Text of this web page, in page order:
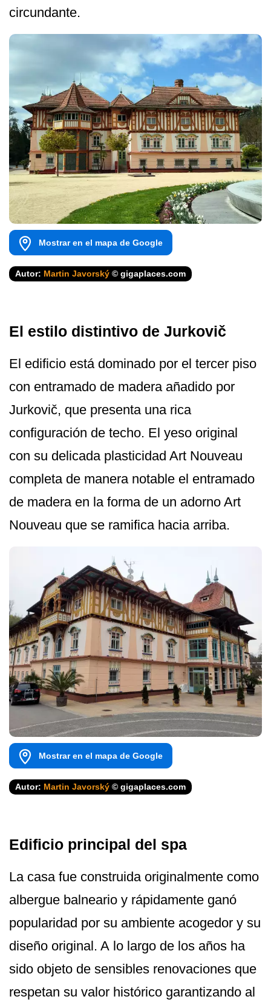
circundante.
Mostrar en el mapa de Google
Autor: Martin Javorský © gigaplaces.com
El estilo distintivo de Jurkovič
El edificio está dominado por el tercer piso
con entramado de madera añadido por
Jurkovič, que presenta una rica
configuración de techo. El yeso original
con su delicada plasticidad Art Nouveau
completa de manera notable el entramado
de madera en la forma de un adorno Art
Nouveau que se ramifica hacia arriba.
Mostrar en el mapa de Google
Autor: Martin Javorský © gigaplaces.com
Edificio principal del spa
La casa fue construida originalmente como
albergue balneario y rápidamente ganó
popularidad por su ambiente acogedor y su
diseño original. A lo largo de los años ha
sido objeto de sensibles renovaciones que
respetan su valor histórico garantizando al